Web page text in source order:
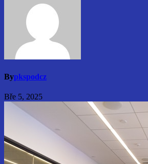
Bypkspodcz
Bře 5, 2025